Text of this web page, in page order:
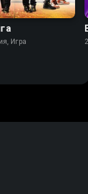
Игра